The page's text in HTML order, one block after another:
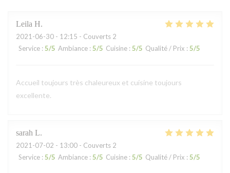
Leila H
2021-06-30 - 12:15 - Couverts 2
Service : 5/5 Ambiance : 5/5 Cuisine : 5/5 Qualité / Prix : 5/5
Accueil toujours très chaleureux et cuisine toujours
excellente.
sarah L
2021-07-02 - 13:00 - Couverts 2
Service : 5/5 Ambiance : 5/5 Cuisine : 5/5 Qualité / Prix : 5/5